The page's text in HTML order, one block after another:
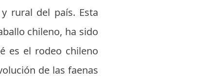
rural del país. Esta
chileno, ha sido
es el rodeo chileno
de las faenas